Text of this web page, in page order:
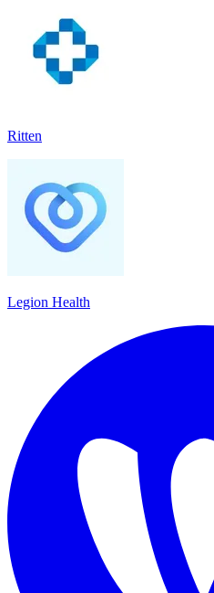
Ritten
Legion Health